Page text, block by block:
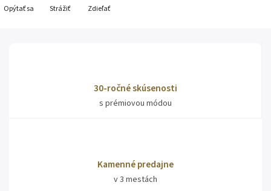
Opýtať sa Strážiť Zdieľať
30-ročné skúsenosti
s prémiovou módou
Kamenné predajne
v 3 mestách